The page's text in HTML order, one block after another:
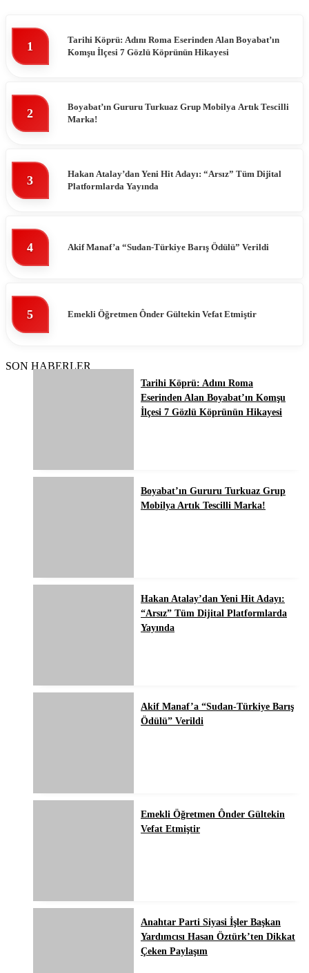
1
Tarihi Köprü: Adını Roma Eserinden Alan Boyabat’ın
Komşu İlçesi 7 Gözlü Köprünün Hikayesi
2
Boyabat’ın Gururu Turkuaz Grup Mobilya Artık Tescilli
Marka!
3
Hakan Atalay’dan Yeni Hit Adayı: “Arsız” Tüm Dijital
Platformlarda Yayında
4 Akif Manaf’a “Sudan-Türkiye Barış Ödülü” Verildi
5 Emekli Öğretmen Ônder Gültekin Vefat Etmiştir
SON HABERLER
Tarihi Köprü: Adını Roma
Eserinden Alan Boyabat’ın Komşu
İlçesi 7 Gözlü Köprünün Hikayesi
Boyabat’ın Gururu Turkuaz Grup
Mobilya Artık Tescilli Marka!
Hakan Atalay’dan Yeni Hit Adayı:
“Arsız” Tüm Dijital Platformlarda
Yayında
Akif Manaf’a “Sudan-Türkiye Barış
Ödülü” Verildi
Emekli Öğretmen Ônder Gültekin
Vefat Etmiştir
Anahtar Parti Siyasi İşler Başkan
Yardımcısı Hasan Öztürk’ten Dikkat
Çeken Paylaşım